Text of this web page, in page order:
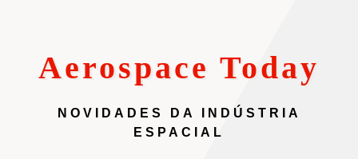
Aerospace Today
NOVIDADES DA INDÚSTRIA
ESPACIAL